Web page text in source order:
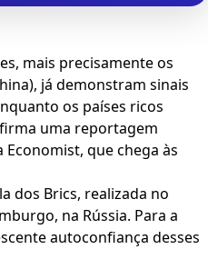
mais precisamente os
já demonstram sinais
os países ricos
uma reportagem
que chega às
dos Brics, realizada no
na Rússia. Para a
autoconfiança desses